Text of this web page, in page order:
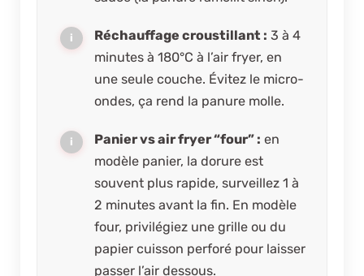
Réchauffage croustillant : 3 à 4
minutes à 180°C à l’air fryer, en
une seule couche. Évitez le micro-
ondes, ça rend la panure molle.
Panier vs air fryer “four” : en
modèle panier, la dorure est
souvent plus rapide, surveillez 1 à
2 minutes avant la fin. En modèle
four, privilégiez une grille ou du
papier cuisson perforé pour laisser
passer l’air dessous.